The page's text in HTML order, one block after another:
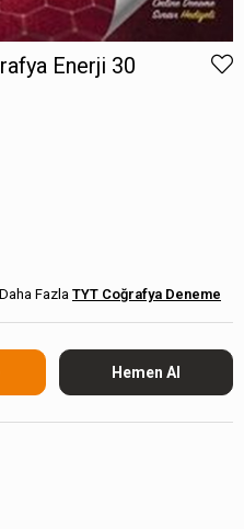
Enerji 30
TYT Coğrafya Deneme